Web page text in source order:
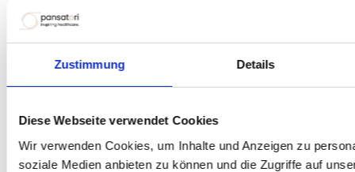
Zustimmung Details
Diese Webseite verwendet Cookies
Wir verwenden Cookies, um Inhalte und Anzeigen zu
soziale Medien anbieten zu können und die Zugriffe auf
Anpassungs-Beratung vor
Ort
Sie möchten lieber eine persönliche
Anpassung und Anwendungsberatung
vor Ort in Anspruch nehmen. Wir sind
gerne persönlich für Sie nach
Terminvereinbarung an den Standorten